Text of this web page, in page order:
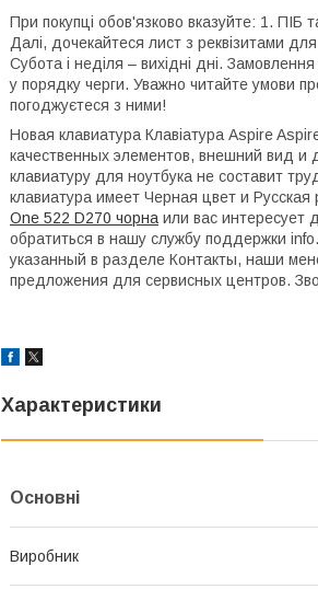
При покупці обов'язково вказуйте: 1.
Далі, дочекайтеся лист з реквізитами
Субота і неділя – вихідні дні.
у порядку черги. Уважно читайте умови
погоджуєтеся з ними!
Новая клавиатура Клавіатура Aspire
качественных элементов, внешний вид
клавиатуру для ноутбука не составит
клавиатура имеет Черная цвет и
One 522 D270 чорна или вас интересует
обратиться в нашу службу поддержки
указанный в разделе Контакты, наши
предложения для сервисных центров.
Характеристики
Основні
Виробник